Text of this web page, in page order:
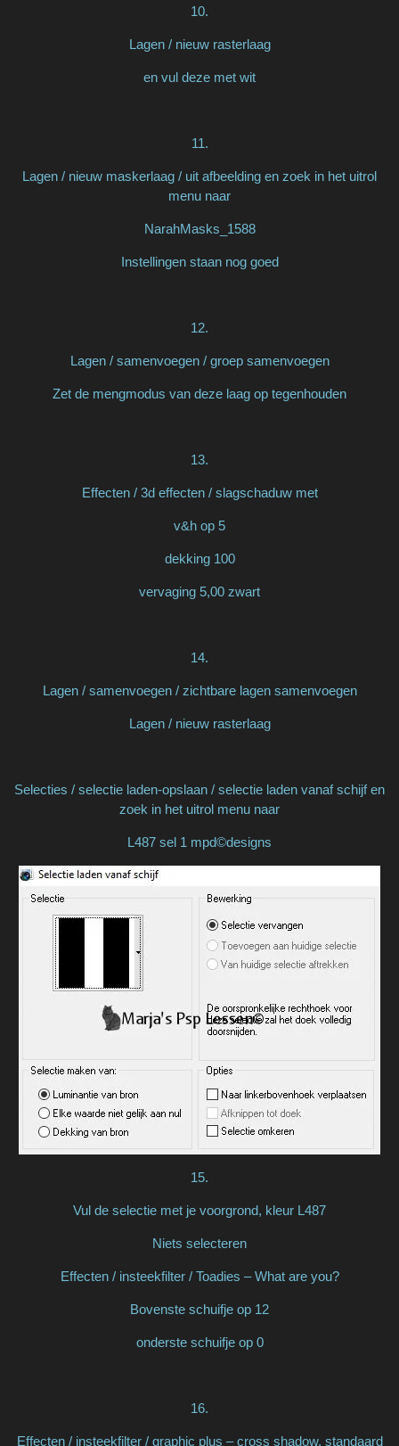
10.
Lagen / nieuw rasterlaag
en vul deze met wit
11.
Lagen / nieuw maskerlaag / uit afbeelding en zoek in het uitrol
menu naar
NarahMasks_1588
Instellingen staan nog goed
12.
Lagen / samenvoegen / groep samenvoegen
Zet de mengmodus van deze laag op tegenhouden
13.
Effecten / 3d effecten / slagschaduw met
v&h op 5
dekking 100
vervaging 5,00 zwart
14.
Lagen / samenvoegen / zichtbare lagen samenvoegen
Lagen / nieuw rasterlaag
Selecties / selectie laden-opslaan / selectie laden vanaf schijf en
zoek in het uitrol menu naar
L487 sel 1 mpd©designs
15.
Vul de selectie met je voorgrond, kleur L487
Niets selecteren
Effecten / insteekfilter / Toadies – What are you?
Bovenste schuifje op 12
onderste schuifje op 0
16.
Effecten / insteekfilter / graphic plus – cross shadow, standaard